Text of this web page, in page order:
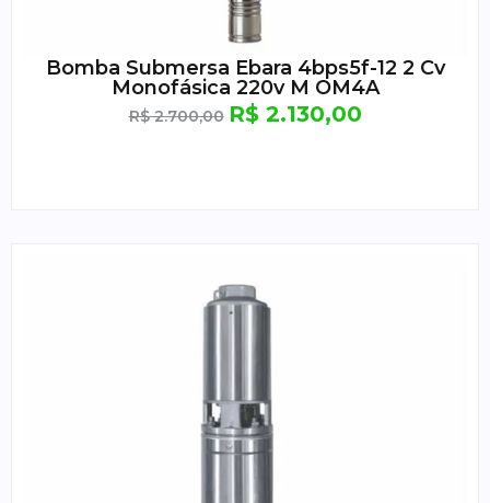
Bomba Submersa Ebara 4bps5f-12 2 Cv
Monofásica 220v M OM4A
R$2.700,00 R$2.130,00